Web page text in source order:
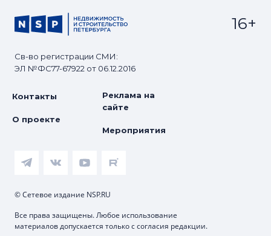
Св-во регистрации СМИ:
ЭЛ №ФС77-67922 от 06.12.2016
16+
Контакты
О проекте
Реклама на
сайте
Мероприятия
© Сетевое издание NSP.RU
Все права защищены. Любое использование
материалов допускается только с согласия редакции.